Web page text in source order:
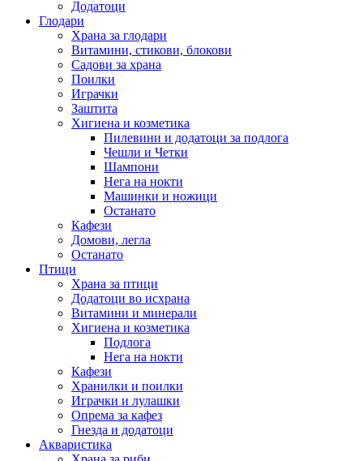
Додатоци
Глодари
Храна за глодари
Витамини, стикови, блокови
Садови за храна
Поилки
Играчки
Заштита
Хигиена и козметика
Пилевини и додатоци за подлога
Чешли и Четки
Шампони
Нега на нокти
Машинки и ножици
Останато
Кафези
Домови, легла
Останато
Птици
Храна за птици
Додатоци во исхрана
Витамини и минерали
Хигиена и козметика
Подлога
Нега на нокти
Кафези
Хранилки и поилки
Играчки и лулашки
Опрема за кафез
Гнезда и додатоци
Акваристика